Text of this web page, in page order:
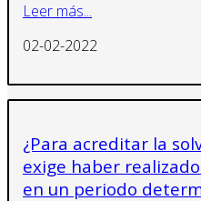
Leer más...
02-02-2022
¿Para acreditar la
exige haber
en un periodo